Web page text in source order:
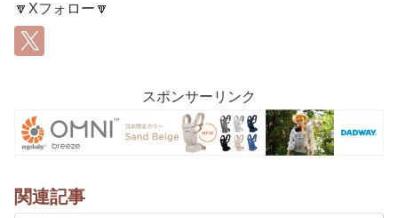
🔽Xフォロー🔽
スポンサーリンク
関連記事